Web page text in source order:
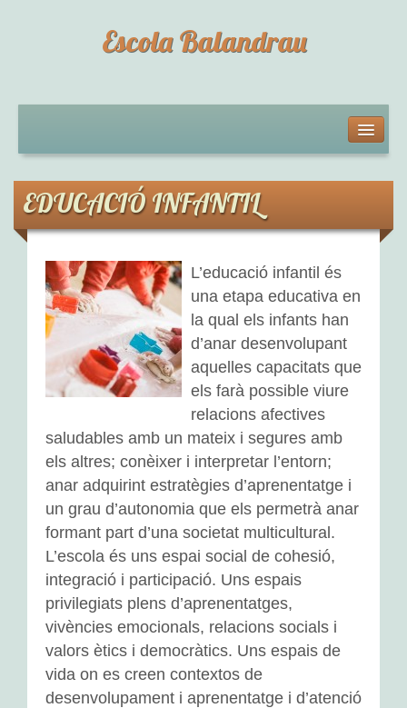
Escola Balandrau
Horari de l’escola
Documentacions digitals: situacions d’aprenentatge
Projecte Educatiu de Centre
Documents del centre
EDUCACIÓ INFANTIL
L’adaptació
Activitats d’aula
Espais d’aprenentatge
Tallers
Propostes a l’exterior
EDUCACIÓ PRIMÀRIA
Activitats d’aula
EDUCACIÓ INFANTIL
L’educació infantil és
una etapa educativa en
la qual els infants han
d’anar desenvolupant
aquelles capacitats que
els farà possible viure
relacions afectives
saludables amb un mateix i segures amb
els altres; conèixer i interpretar l’entorn;
anar adquirint estratègies d’aprenentatge i
un grau d’autonomia que els permetrà anar
formant part d’una societat multicultural.
L’escola és uns espai social de cohesió,
integració i participació. Uns espais
privilegiats plens d’aprenentatges,
vivències emocionals, relacions socials i
valors ètics i democràtics. Uns espais de
vida on es creen contextos de
desenvolupament i aprenentatge i d’atenció